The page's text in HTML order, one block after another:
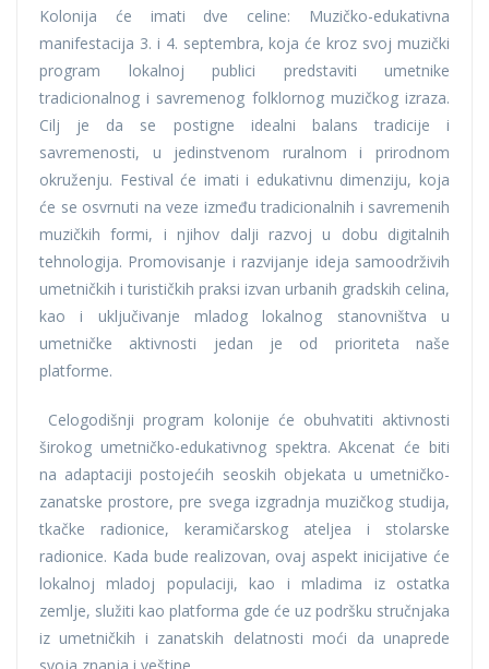
Kolonija će imati dve celine: Muzičko-edukativna
manifestacija 3. i 4. septembra, koja će kroz svoj muzički
program lokalnoj publici predstaviti umetnike
tradicionalnog i savremenog folklornog muzičkog izraza.
Cilj je da se postigne idealni balans tradicije i
savremenosti, u jedinstvenom ruralnom i prirodnom
okruženju. Festival će imati i edukativnu dimenziju, koja
će se osvrnuti na veze između tradicionalnih i savremenih
muzičkih formi, i njihov dalji razvoj u dobu digitalnih
tehnologija. Promovisanje i razvijanje ideja samoodrživih
umetničkih i turističkih praksi izvan urbanih gradskih celina,
kao i uključivanje mladog lokalnog stanovništva u
umetničke aktivnosti jedan je od prioriteta naše
platforme.
Celogodišnji program kolonije će obuhvatiti aktivnosti
širokog umetničko-edukativnog spektra. Akcenat će biti
na adaptaciji postojećih seoskih objekata u umetničko-
zanatske prostore, pre svega izgradnja muzičkog studija,
tkačke radionice, keramičarskog ateljea i stolarske
radionice. Kada bude realizovan, ovaj aspekt inicijative će
lokalnoj mladoj populaciji, kao i mladima iz ostatka
zemlje, služiti kao platforma gde će uz podršku stručnjaka
iz umetničkih i zanatskih delatnosti moći da unaprede